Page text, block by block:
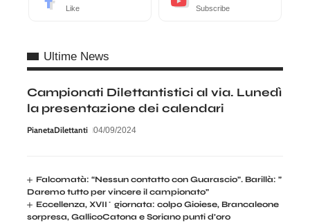
Like Subscribe
Ultime News
Campionati Dilettantistici al via. Lunedì
la presentazione dei calendari
PianetaDilettanti 04/09/2024
Falcomatà: “Nessun contatto con Guarascio”. Barillà: ”
Daremo tutto per vincere il campionato”
Eccellenza, XVII^ giornata: colpo Gioiese, Brancaleone
sorpresa, GallicoCatona e Soriano punti d’oro